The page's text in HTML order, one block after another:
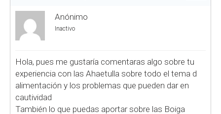
Anónimo
Inactivo
Hola, pues me gustaría comentaras algo sobre tu
experiencia con las Ahaetulla sobre todo el tema d
alimentación y los problemas que pueden dar en
cautividad
También lo que puedas aportar sobre las Boiga